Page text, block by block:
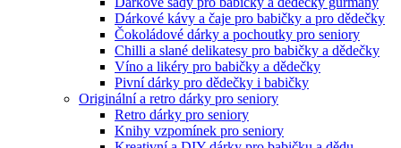
Dárkové kávy a čaje pro babičky a pro dědečky
Čokoládové dárky a pochoutky pro seniory
Chilli a slané delikatesy pro babičky a dědečky
Víno a likéry pro babičky a dědečky
Pivní dárky pro dědečky i babičky
Originální a retro dárky pro seniory
Retro dárky pro seniory
Knihy vzpomínek pro seniory